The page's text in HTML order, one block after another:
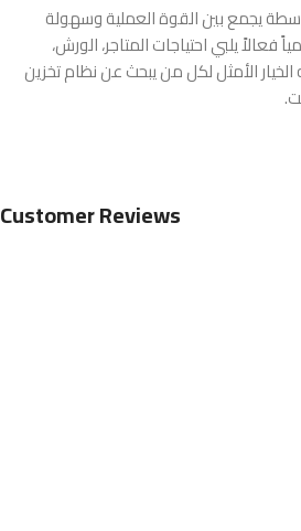
يجمع بين القوة العملية وسهولة
فعالاً يلبي احتياجات المتاجر، الورش،
الأمثل لكل من يبحث عن نظام تخزين
Customer Reviews